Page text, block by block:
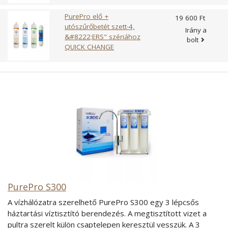
polipropilén (kompakt, QUICK CHANGE csatlakozós kivitel),
FDA és NSF minősítés, 2,5""x12"" Aktívszén - szemcsés
(granulált) szerkezetű (GAC) szűrő egység (kompakt, QUICK
CHANGE csatlakozós kivitel), FDA és NSF minősítés,
víztisztító a szűrőegységeket rendszeresen cserélni kell.
PurePro elő +
utószűrőbetét szett-4,
&#8222;ERS" szériához
QUICK CHANGE
19 600 Ft
Irány a
bolt
PurePro S300
A vízhálózatra szerelhető PurePro S300 egy 3 lépcsős
háztartási víztisztító berendezés. A megtisztított vizet a
pultra szerelt külön csaptelepen keresztül vesszük. A 3